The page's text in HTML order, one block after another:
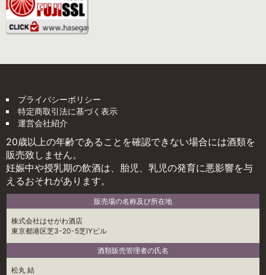
プライバシーポリシー
特定商取引法に基づく表示
運営会社紹介
20歳以上の年齢であることを確認できない場合には酒類を
販売致しません。
妊娠中や授乳期の飲酒は、胎児、乳児の発育に悪影響を与
えるおそれがあります。
販売場の名称及び所在地
株式会社はせがわ酒店
東京都港区芝3-20-5芝IYビル
酒類販売管理者の氏名
松丸 結